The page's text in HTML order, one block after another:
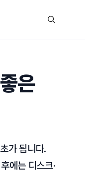
은
가 됩니다.
에는 디스크·